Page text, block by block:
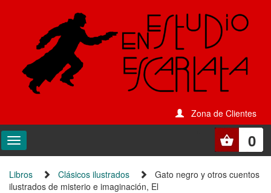
Zona de Clientes
0
Libros Clásicos ilustrados
Gato negro y otros cuentos
ilustrados de misterio e imaginación, El